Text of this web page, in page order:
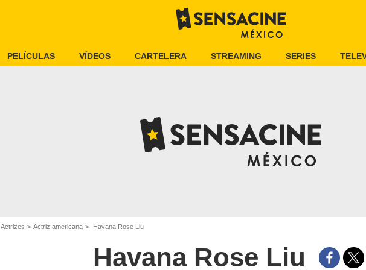
PELÍCULAS VÍDEOS CARTELERA STREAMING SERIES
Actrizes Actriz americana Havana Rose Liu
Havana Rose Liu